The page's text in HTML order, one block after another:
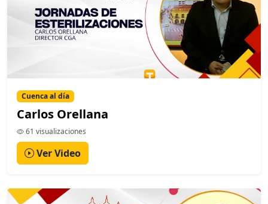
Cuenca al día
Carlos Orellana
61 visualizaciones
Ver Video